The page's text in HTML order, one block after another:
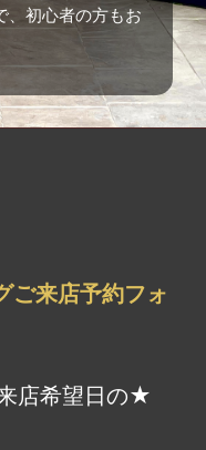
、初心者の方もお
ご来店予約フォ
店希望日の★